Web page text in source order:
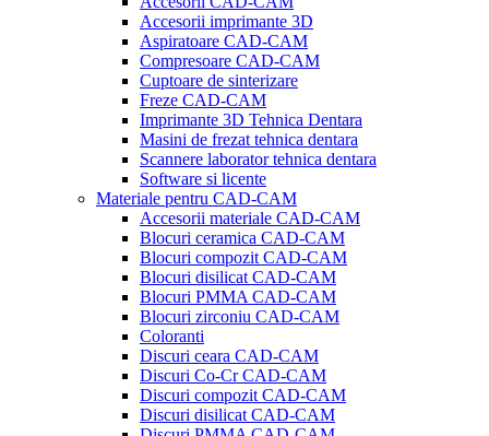
Accesorii imprimante 3D
Aspiratoare CAD-CAM
Compresoare CAD-CAM
Cuptoare de sinterizare
Freze CAD-CAM
Imprimante 3D Tehnica Dentara
Masini de frezat tehnica dentara
Scannere laborator tehnica dentara
Software si licente
Materiale pentru CAD-CAM
Accesorii materiale CAD-CAM
Blocuri ceramica CAD-CAM
Blocuri compozit CAD-CAM
Blocuri disilicat CAD-CAM
Blocuri PMMA CAD-CAM
Blocuri zirconiu CAD-CAM
Coloranti
Discuri ceara CAD-CAM
Discuri Co-Cr CAD-CAM
Discuri compozit CAD-CAM
Discuri disilicat CAD-CAM